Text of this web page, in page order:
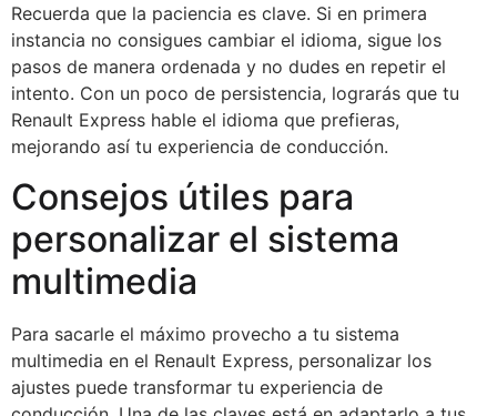
Recuerda que la paciencia es clave. Si en primera
instancia no consigues cambiar el idioma, sigue los
pasos de manera ordenada y no dudes en repetir el
intento. Con un poco de persistencia, lograrás que tu
Renault Express hable el idioma que prefieras,
mejorando así tu experiencia de conducción.
Consejos útiles para
personalizar el sistema
multimedia
Para sacarle el máximo provecho a tu sistema
multimedia en el Renault Express, personalizar los
ajustes puede transformar tu experiencia de